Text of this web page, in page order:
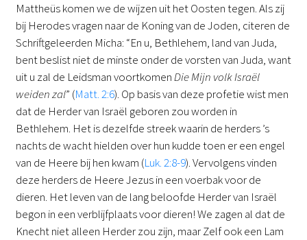
Mattheüs komen we de wijzen uit het Oosten tegen. Als zij
bij Herodes vragen naar de Koning van de Joden, citeren de
Schriftgeleerden Micha: “En u, Bethlehem, land van Juda,
bent beslist niet de minste onder de vorsten van Juda, want
uit u zal de Leidsman voortkomenDie Mijn volk Israël
weiden zal” (Matt. 2:6). Op basis van deze profetie wist men
dat de Herder van Israël geboren zou worden in
Bethlehem. Het is dezelfde streek waarin de herders ’s
nachts de wacht hielden over hun kudde toen er een engel
van de Heere bij hen kwam (Luk. 2:8-9). Vervolgens vinden
deze herders de Heere Jezus in een voerbak voor de
dieren. Het leven van de lang beloofde Herder van Israël
begon in een verblijfplaats voor dieren! We zagen al dat de
Knecht niet alleen Herder zou zijn, maar Zelf ook een Lam